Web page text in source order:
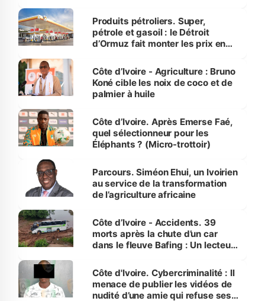
menacées
Produits pétroliers. Super,
pétrole et gasoil : le Détroit
d’Ormuz fait monter les prix en
Côte d’Ivoire - Agriculture : Bruno
Koné cible les noix de coco et de
palmier à huile
Côte d’Ivoire. Après Emerse Faé,
quel sélectionneur pour les
Éléphants ? (Micro-trottoir)
Parcours. Siméon Ehui, un Ivoirien
au service de la transformation
de l’agriculture africaine
Côte d’Ivoire - Accidents. 39
morts après la chute d’un car
dans le fleuve Bafing : Un lecteur
des Transports
Côte d'Ivoire. Cybercriminalité : Il
menace de publier les vidéos de
nudité d’une amie qui refuse ses